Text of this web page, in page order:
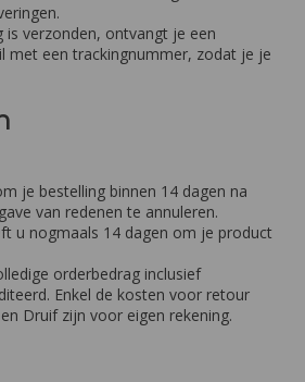
is verzonden, ontvangt je een
met een trackingnummer, zodat je je
je bestelling binnen 14 dagen na
van redenen te annuleren.
u nogmaals 14 dagen om je product
orderbedrag inclusief
Enkel de kosten voor retour
Druif zijn voor eigen rekening.